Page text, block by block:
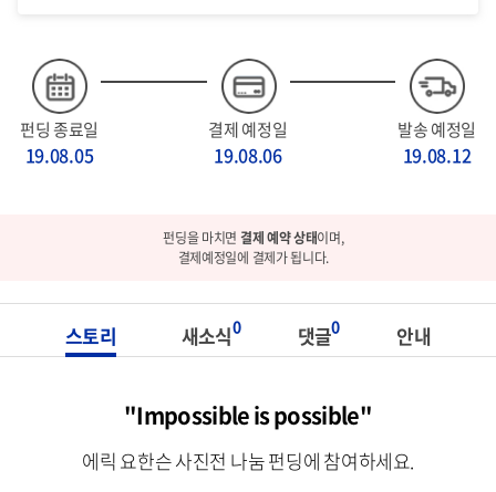
펀딩 종료일
19.08.05
결제 예정일
19.08.06
발송 예정일
19.08.12
펀딩을 마치면 결제 예약 상태이며,
결제예정일에 결제가 됩니다.
스토리 새소식0 댓글0 안내
"Impossible is possible"
에릭 요한슨 사진전 나눔 펀딩에 참여하세요.